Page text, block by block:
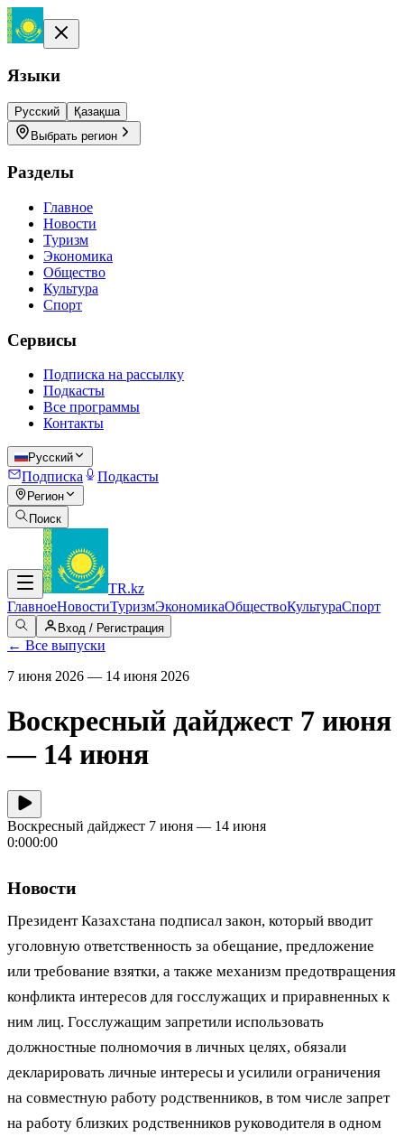
Языки
Русский
Қазақша
Выбрать регион
Разделы
Главное
Новости
Туризм
Экономика
Общество
Культура
Спорт
Сервисы
Подписка на рассылку
Подкасты
Все программы
Контакты
Русский
Подписка Подкасты
Регион
Поиск
TR.kz
ГлавноеНовостиТуризмЭкономикаОбществоКультураСпорт
Вход / Регистрация
← Все выпуски
7 июня 2026 — 14 июня 2026
Воскресный дайджест 7 июня
— 14 июня
Воскресный дайджест 7 июня — 14 июня
0:000:00
Новости
Президент Казахстана подписал закон, который вводит
уголовную ответственность за обещание, предложение
или требование взятки, а также механизм предотвращения
конфликта интересов для госслужащих и приравненных к
ним лиц. Госслужащим запретили использовать
должностные полномочия в личных целях, обязали
декларировать личные интересы и усилили ограничения
на совместную работу родственников, в том числе запрет
на работу близких родственников руководителя в одном